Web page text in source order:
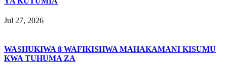
Jul 27, 2026
WASHUKIWA 8 WAFIKISHWA MAHAKAMANI KISUMU
KWA TUHUMA ZA